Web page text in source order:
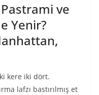
ve
Yenir?
kere iki dört.
lafzı bastırılmış et